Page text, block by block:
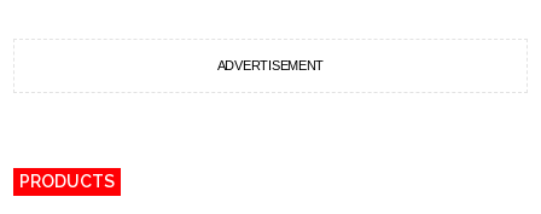
ADVERTISEMENT
PRODUCTS